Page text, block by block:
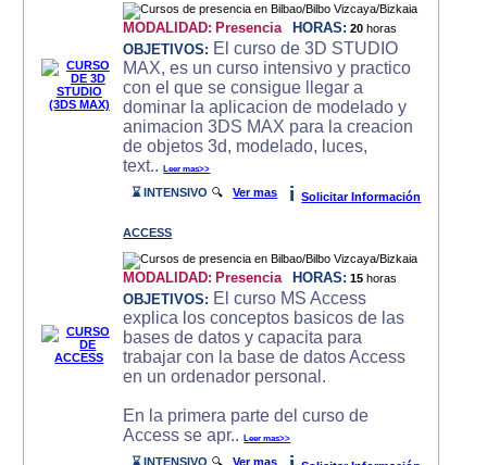
MODALIDAD: Presencia HORAS: 20 horas
OBJETIVOS: El curso de 3D STUDIO
MAX, es un curso intensivo y practico
con el que se consigue llegar a
dominar la aplicacion de modelado y
animacion 3DS MAX para la creacion
de objetos 3d, modelado, luces,
text..Leer mas>>
⌛ INTENSIVO 🔍Ver mas i Solicitar Información
ACCESS
MODALIDAD: Presencia HORAS: 15 horas
OBJETIVOS: El curso MS Access
explica los conceptos basicos de las
bases de datos y capacita para
trabajar con la base de datos Access
en un ordenador personal.
En la primera parte del curso de
Access se apr..Leer mas>>
⌛ INTENSIVO 🔍Ver mas